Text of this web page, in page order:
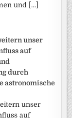
und […]
unser
auf
durch
astronomische
unser
auf